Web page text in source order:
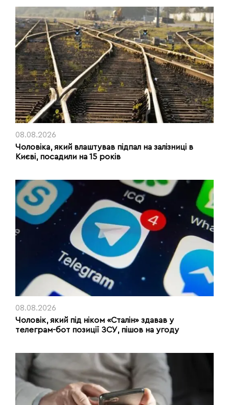
08.08.2026
Чоловіка, який влаштував підпал на залізниці в
Києві, посадили на 15 років
08.08.2026
Чоловік, який під ніком «Сталін» здавав у
телеграм-бот позиції ЗСУ, пішов на угоду